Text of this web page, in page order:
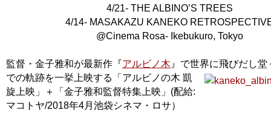
4/21- THE ALBINO’S TREES
4/14- MASAKAZU KANEKO
@Cinema Rosa- Ikebukuro, Tokyo
監督・金子雅和が最新作『アルビノ木 』で世界に飛びだし
での軌跡を一挙上映する「アルビノの木 凱
旋上映」＋「金子雅和監督特集上映」(配給:
マコトヤ/2018年4月池袋シネマ・ロサ）